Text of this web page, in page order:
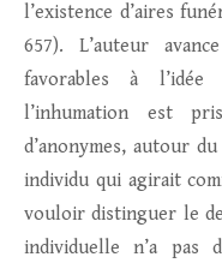
l’existence d’aires
657). L’auteur
favorables à
l’inhumation est
d’anonymes, autour
individu qui agirait
vouloir distinguer le
individuelle n’a pas